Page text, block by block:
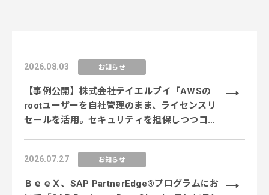
2026.08.03 お知らせ
【事例公開】株式会社テイエルブイ「AWSの
rootユーザーを自社管理のまま、ライセンスリ
セールを活用。セキュリティを担保しつつコス
2026.07.27 お知らせ
ＢｅｅＸ、SAP PartnerEdge®プログラムにお